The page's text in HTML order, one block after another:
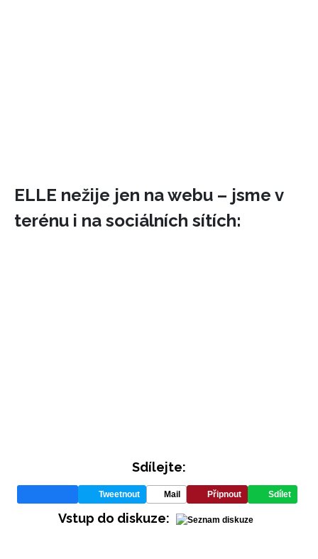
ELLE nežije jen na webu – jsme v
terénu i na sociálních sítích:
Sdílejte:
Tweetnout Mail Připnout Sdílet
Vstup do diskuze: